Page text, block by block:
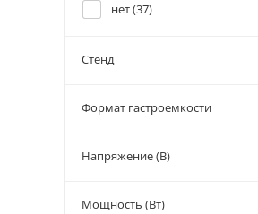
нет (37)
Стенд
Формат гастроемкости
Напряжение (В)
Мощность (Вт)